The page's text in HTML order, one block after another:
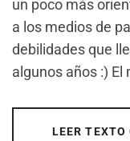
un poco más
a los medios de
debilidades que
algunos años :) El
LEER TEXTO